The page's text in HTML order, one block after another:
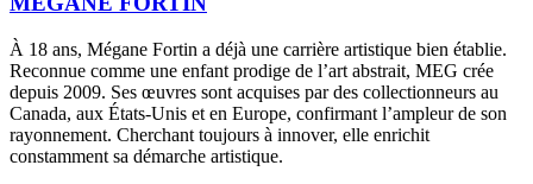
À 18 ans, Mégane Fortin a déjà une carrière artistique bien établie.
Reconnue comme une enfant prodige de l’art abstrait, MEG crée
depuis 2009. Ses œuvres sont acquises par des collectionneurs au
Canada, aux États-Unis et en Europe, confirmant l’ampleur de son
rayonnement. Cherchant toujours à innover, elle enrichit
constamment sa démarche artistique.